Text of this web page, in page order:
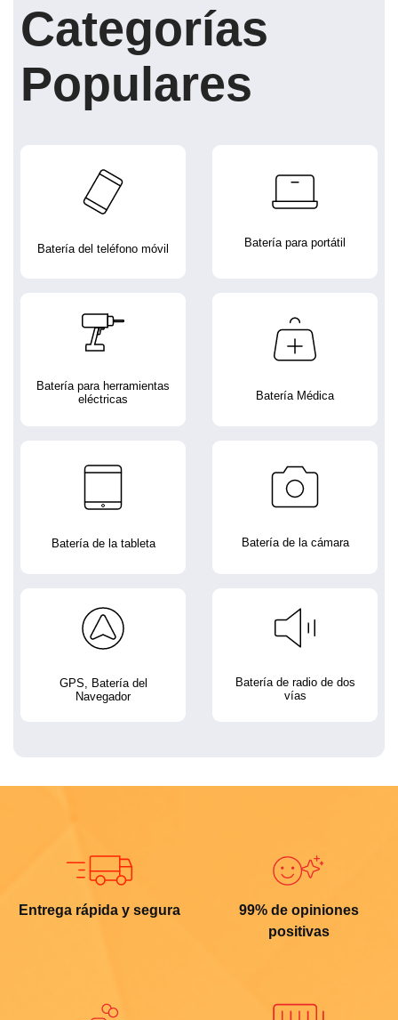
Categorías
Populares
Batería del teléfono móvil Batería para portátil
Batería para herramientas
eléctricas
Batería Médica
Batería de la tableta Batería de la cámara
GPS, Batería del
Navegador
Batería de radio de dos
vías
Entrega rápida y segura
99% de opiniones
positivas